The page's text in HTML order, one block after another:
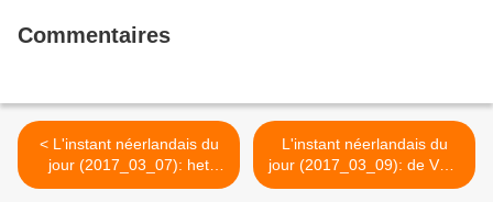
Commentaires
< L'instant néerlandais du
jour (2017_03_07): het
college
L'instant néerlandais du
jour (2017_03_09): de VUB
>